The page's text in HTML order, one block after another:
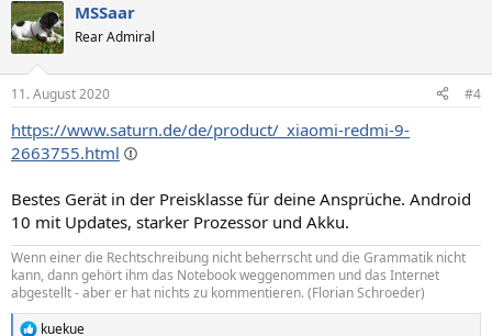
MSSaar
Rear Admiral
11. August 2020 #4
https://www.saturn.de/de/product/_xiaomi-redmi-9-
2663755.html
Bestes Gerät in der Preisklasse für deine Ansprüche. Android
10 mit Updates, starker Prozessor und Akku.
Wenn einer die Rechtschreibung nicht beherrscht und die Grammatik nicht
kann, dann gehört ihm das Notebook weggenommen und das Internet
abgestellt - aber er hat nichts zu kommentieren. (Florian Schroeder)
kuekue